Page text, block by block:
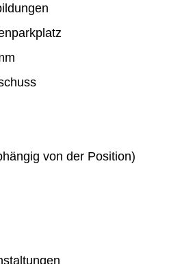
von der Position)